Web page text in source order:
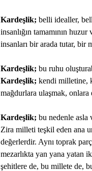
Kardeşlik; belli idealler,
insanlığın tamamının
insanları bir arada tutar, bir
Kardeşlik; bu ruhu
Kardeşlik; kendi milletine,
mağdurlara ulaşmak,
Kardeşlik; bu nedenle asla
Zira milleti teşkil eden ana
değerlerdir. Aynı toprak
mezarlıkta yan yana yatan
şehitlere de, bu millete de,